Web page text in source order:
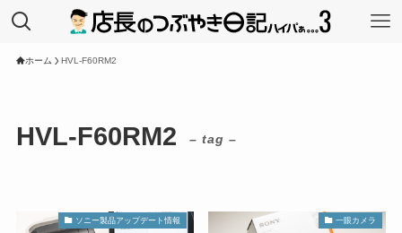
ホーム HVL-F60RM2
HVL-F60RM2 – tag –
ソニー製品アップデート情報 一眼カメラ